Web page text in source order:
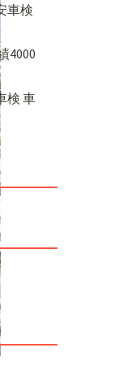
車検
4000
検 車